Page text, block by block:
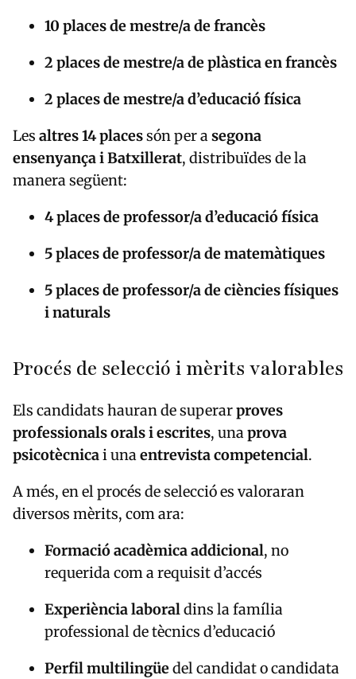
10 places de mestre/a de francès
2 places de mestre/a de plàstica en francès
2 places de mestre/a d’educació física
Les altres 14 placessón per asegona
ensenyança i Batxillerat, distribuïdes de la
manera següent:
4 places de professor/a d’educació física
5 places de professor/a de matemàtiques
5 places de professor/a de ciències físiques
i naturals
Procés de selecció i mèrits valorables
Els candidats hauran de superarproves
professionals orals i escrites, unaprova
psicotècnicai unaentrevista competencial.
A més, en el procés de selecció es valoraran
diversos mèrits, com ara:
Formació acadèmica addicional, no
requerida com a requisit d’accés
Experiència laboraldins la família
professional de tècnics d’educació
Perfil multilingüedel candidat o candidata